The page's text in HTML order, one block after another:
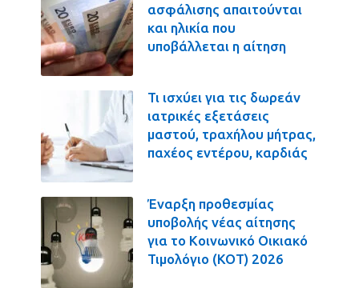
ασφάλισης απαιτούνται
και ηλικία που
υποβάλλεται η αίτηση
Τι ισχύει για τις δωρεάν
ιατρικές εξετάσεις
μαστού, τραχήλου μήτρας,
παχέος εντέρου, καρδιάς
Έναρξη προθεσμίας
υποβολής νέας αίτησης
για το Κοινωνικό Οικιακό
Τιμολόγιο (ΚΟΤ) 2026